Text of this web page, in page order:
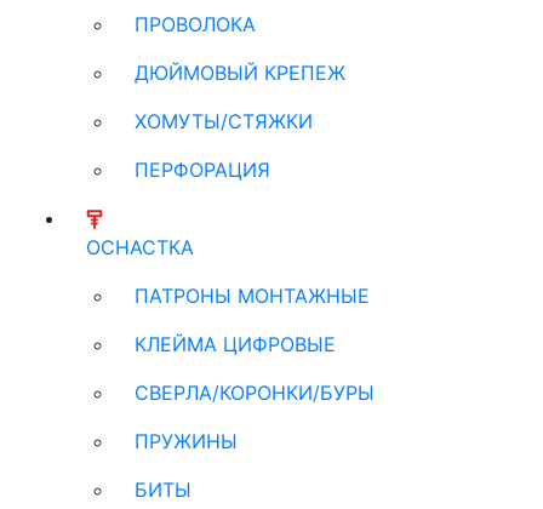
ПРОВОЛОКА
ДЮЙМОВЫЙ КРЕПЕЖ
ХОМУТЫ/СТЯЖКИ
ПЕРФОРАЦИЯ
ОСНАСТКА
ПАТРОНЫ МОНТАЖНЫЕ
КЛЕЙМА ЦИФРОВЫЕ
СВЕРЛА/КОРОНКИ/БУРЫ
ПРУЖИНЫ
БИТЫ